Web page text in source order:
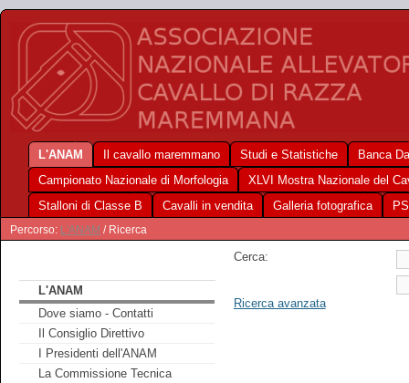
L'ANAM Il cavallo maremmano Studi e Statistiche
Banca
Campionato Nazionale di Morfologia
XLVI Mostra Nazionale del
Stalloni di Classe B
Cavalli in vendita Galleria fotografica
Percorso: L'ANAM / Ricerca
L'ANAM
Dove siamo - Contatti
Il Consiglio Direttivo
I Presidenti dell'ANAM
La Commissione Tecnica
Cerca:
Ricerca avanzata